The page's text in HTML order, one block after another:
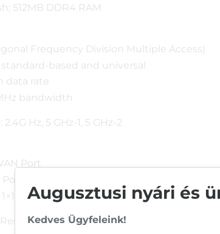
512MB DDR4 RAM
Frequency Division Multiple Access)
based and universal
data rate
bandwidth
Hz, 5 GHz-1, 5 GHz-2
Port
Port
Button, Power Switch
Augusztusi nyári és
Kedves Ügyfeleink!